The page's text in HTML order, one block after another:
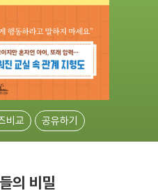
비교 공유하기
의 비밀